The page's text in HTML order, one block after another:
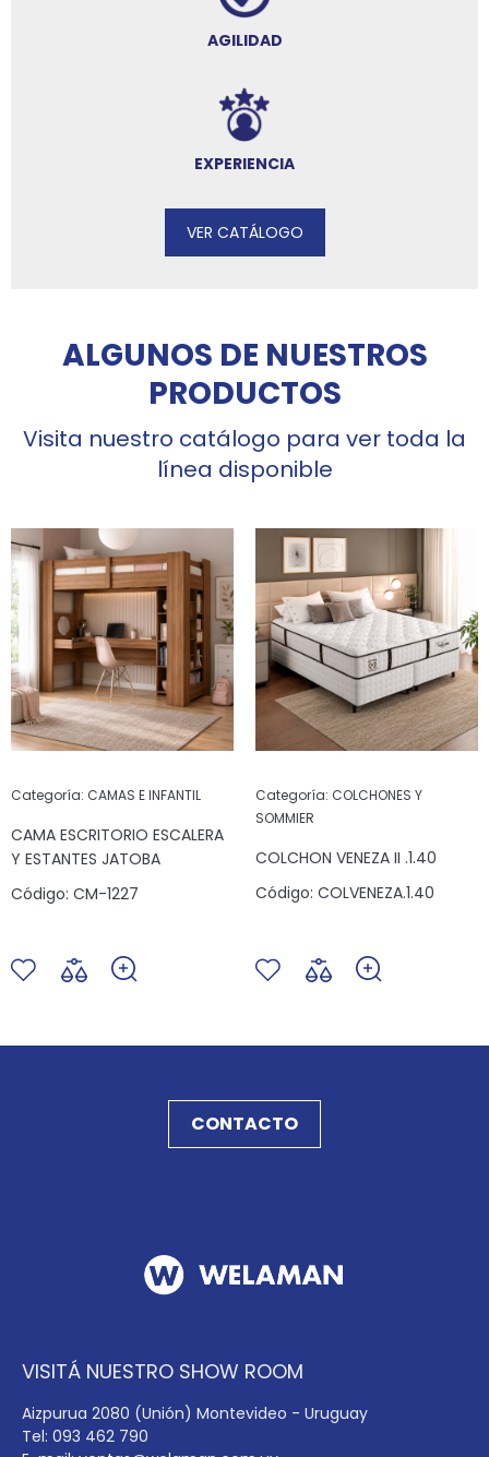
AGILIDAD
EXPERIENCIA
VER CATÁLOGO
ALGUNOS DE NUESTROS
PRODUCTOS
Visita nuestro catálogo para ver toda la
línea disponible
Categoría: CAMAS E INFANTIL
CAMA ESCRITORIO ESCALERA
Y ESTANTES JATOBA
Código: CM-1227
Categoría: COLCHONES Y
SOMMIER
COLCHON VENEZA II .1.40
Código: COLVENEZA.1.40
CONTACTO
VISITÁ NUESTRO SHOW ROOM
Aizpurua 2080 (Unión) Montevideo - Uruguay
Tel: 093 462 790